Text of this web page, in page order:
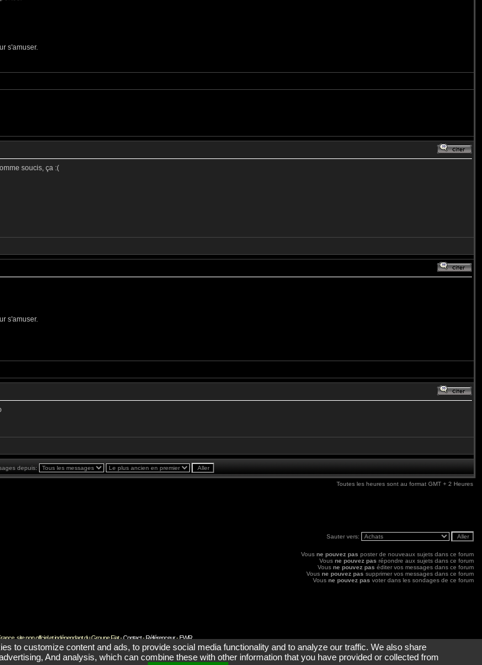
s'amuser.
soucis, ça :(
s'amuser.
depuis:
Toutes les heures sont au format GMT + 2 Heures
Sauter vers:
Vous ne pouvez pas poster de nouveaux sujets dans ce forum
Vous ne pouvez pas répondre aux sujets dans ce forum
Vous ne pouvez pas éditer vos messages dans ce forum
Vous ne pouvez pas supprimer vos messages dans ce forum
Vous ne pouvez pas voter dans les sondages de ce forum
site non offciel et indépendant du Groupe Fiat -Contact-Référenceur-EWR
to customize content and ads, to provide social media functionality and to analyze our traffic. We also share
And analysis, which can combine these with other information that you have provided or collected from